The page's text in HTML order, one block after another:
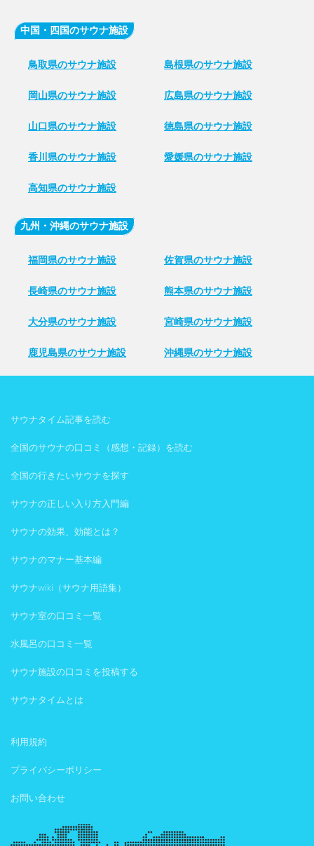
中国・四国のサウナ施設
鳥取県のサウナ施設 島根県のサウナ施設
岡山県のサウナ施設 広島県のサウナ施設
山口県のサウナ施設 徳島県のサウナ施設
香川県のサウナ施設 愛媛県のサウナ施設
高知県のサウナ施設
九州・沖縄のサウナ施設
福岡県のサウナ施設 佐賀県のサウナ施設
長崎県のサウナ施設 熊本県のサウナ施設
大分県のサウナ施設 宮崎県のサウナ施設
鹿児島県のサウナ施設 沖縄県のサウナ施設
サウナタイム記事を読む
全国のサウナの口コミ（感想・記録）を読む
全国の行きたいサウナを探す
サウナの正しい入り方入門編
サウナの効果、効能とは？
サウナのマナー基本編
サウナwiki（サウナ用語集）
サウナ室の口コミ一覧
水風呂の口コミ一覧
サウナ施設の口コミを投稿する
サウナタイムとは
利用規約
プライバシーポリシー
お問い合わせ